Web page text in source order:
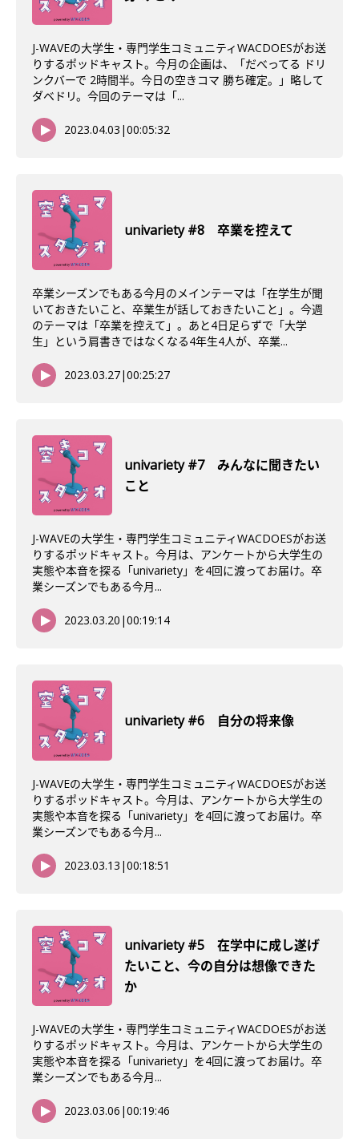
J-WAVEの大学生・専門学生コミュニティWACDOESがお送
りするポッドキャスト。今月の企画は、「だべってる ドリ
ンクバーで 2時間半。今日の空きコマ 勝ち確定。」略して
ダベドリ。今回のテーマは「...
2023.04.03 |00:05:32
univariety #8 卒業を控えて
卒業シーズンでもある今月のメインテーマは「在学生が聞
いておきたいこと、卒業生が話しておきたいこと」。今週
のテーマは「卒業を控えて」。あと4日足らずで「大学
生」という肩書きではなくなる4年生4人が、卒業...
2023.03.27|00:25:27
univariety #7 みんなに聞きたい
こと
J-WAVEの大学生・専門学生コミュニティWACDOESがお送
りするポッドキャスト。今月は、アンケートから大学生の
実態や本音を探る「univariety」を4回に渡ってお届け。卒
業シーズンでもある今月...
2023.03.20 |00:19:14
univariety #6 自分の将来像
J-WAVEの大学生・専門学生コミュニティWACDOESがお送
りするポッドキャスト。今月は、アンケートから大学生の
実態や本音を探る「univariety」を4回に渡ってお届け。卒
業シーズンでもある今月...
2023.03.13 |00:18:51
univariety #5 在学中に成し遂げ
たいこと、今の自分は想像できた
か
J-WAVEの大学生・専門学生コミュニティWACDOESがお送
りするポッドキャスト。今月は、アンケートから大学生の
実態や本音を探る「univariety」を4回に渡ってお届け。卒
業シーズンでもある今月...
2023.03.06 |00:19:46